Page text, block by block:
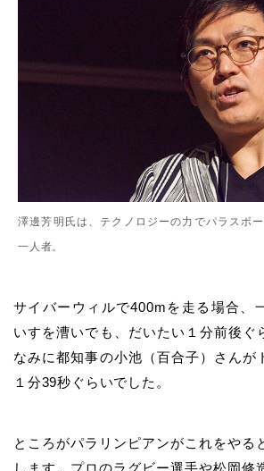
澤邊芳明氏は、テクノロジーの力でパラスポ
一人者。
サイバーウィルで400mを走る場合、
いすを漕いでも、だいたい１分前後ぐ
なみに都知事の小池（百合子）さんが
１分39秒ぐらいでした。
ところがパラリンピアンがこれをやる
します。プロのラグビー選手や松岡修